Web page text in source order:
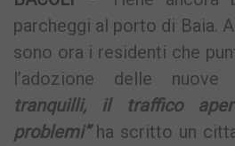
parcheggi al porto di Baia.
sono ora i residenti che
l’adozione delle
tranquilli, il traffico
problemi”ha scritto un